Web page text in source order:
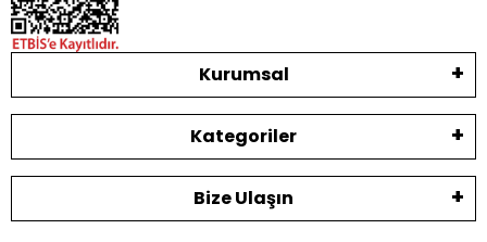
Kurumsal
Kategoriler
Bize Ulaşın